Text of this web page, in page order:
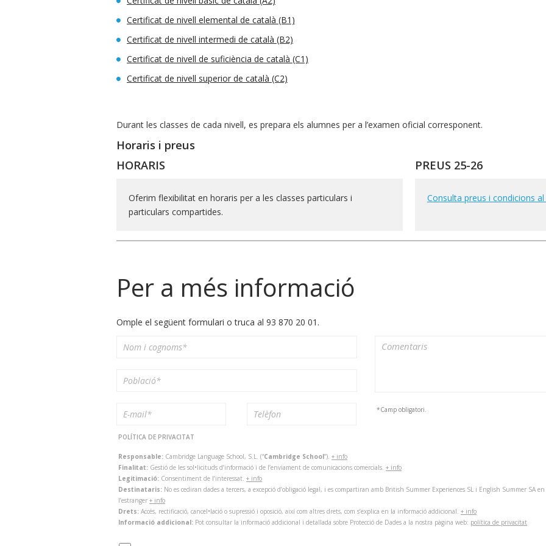
Certificat de nivell elemental de català (B1)
Certificat de nivell intermedi de català (B2)
Certificat de nivell de suficiència de català (C1)
Certificat de nivell superior de català (C2)
Durant les classes de cada nivell, es prepara els alumnes per a l’examen oficial corresponent.
Horaris i preus
HORARIS
Oferim flexibilitat en horaris per a les classes particulars i
particulars compartides.
PREUS 25-26
Consulta preus i condicions
Per a més informació
Omple el següent formulari o truca al 93 870 20 01.
*Camp obligatori.
POLÍTICA DE PRIVACITAT
Responsable: Cambridge Language School, S.L. (“Cambridge School”). + info
Finalitat: Gestió de les sol•licituds d’informació i de l’enviament de comunicacions comercials. + info
Legitimació: Consentiment de l’interessat. + info
Destinataris: No es cediran dades a tercers, a excepció d’obligació legal, i es compartiran amb British Summer Experiences SL i English Summer SA en
l’estranger + info
Drets: Accés, rectificació, cancel•lació o supressió i oposició, així com altres drets, com s’explica en la informació addicional. + info
Informació addicional: Pot consultar la informació addicional i detallada sobre Protecció de Dades a la nostra pàgina web: política de privacitat